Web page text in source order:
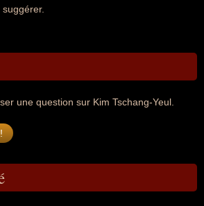
une question sur Kim Tschang-Yeul.